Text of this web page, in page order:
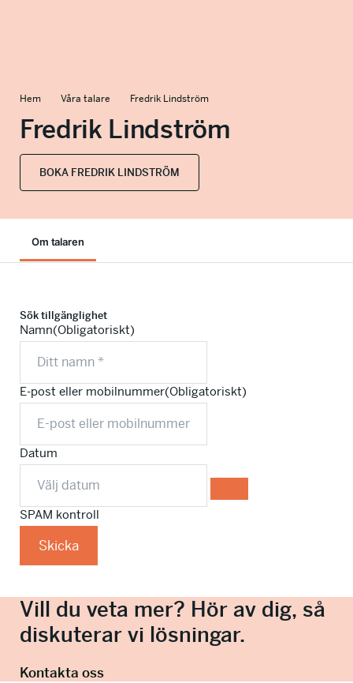
Hem Våra talare Fredrik Lindström
Fredrik Lindström
BOKA FREDRIK LINDSTRÖM
Om talaren
Sök tillgänglighet
Namn(Obligatoriskt)
E-post eller mobilnummer(Obligatoriskt)
Datum
SPAM kontroll
Skicka
Vill du veta mer? Hör av dig, så
diskuterar vi lösningar.
Kontakta oss